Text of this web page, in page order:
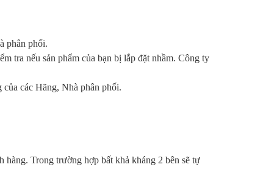
phân phối.
tra nếu sản phẩm của bạn bị lắp đặt nhầm. Công ty
các Hãng, Nhà phân phối.
Trong trường hợp bất khả kháng 2 bên sẽ tự